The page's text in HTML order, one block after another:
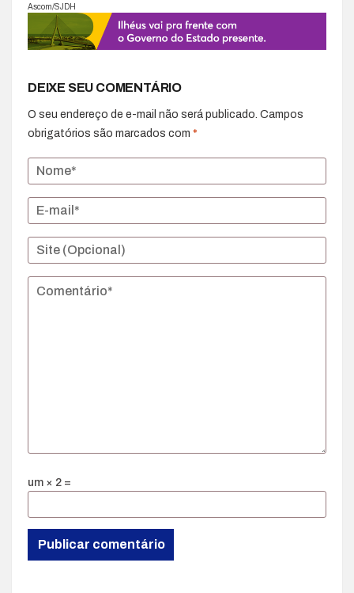
Ascom/SJDH
DEIXE SEU COMENTÁRIO
O seu endereço de e-mail não será publicado. Campos
obrigatórios são marcados com *
um × 2 =